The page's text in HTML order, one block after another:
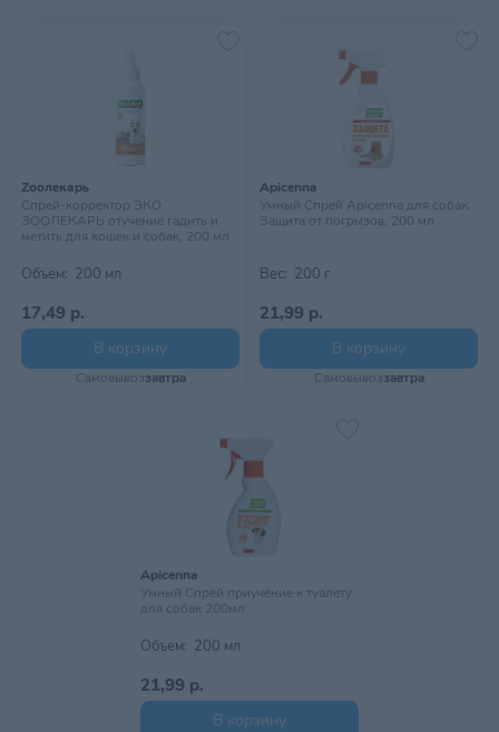
Zooлекарь
Спрей-корректор ЭКО
ЗООЛЕКАРЬ отучение гадить и
метить для кошек и собак, 200 мл
Объем: 200 мл
17,49 р.
В корзину
Самовывоззавтра
Apicenna
Умный Спрей Apicenna для собак,
Защита от погрызов, 200 мл
Вес: 200 г
21,99 р.
В корзину
Самовывоззавтра
Apicenna
Умный Спрей приучение к туалету
для собак 200мл
Объем: 200 мл
21,99 р.
В корзину